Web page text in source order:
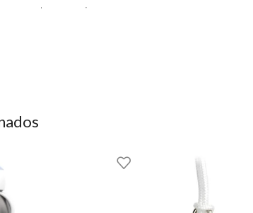
para crianças.
perfeito.
limpar, ideal para o dia-a-dia.
de explorar, enquanto ele carrega os seus
ESTÃO RESERVADOS À EHGOOM –